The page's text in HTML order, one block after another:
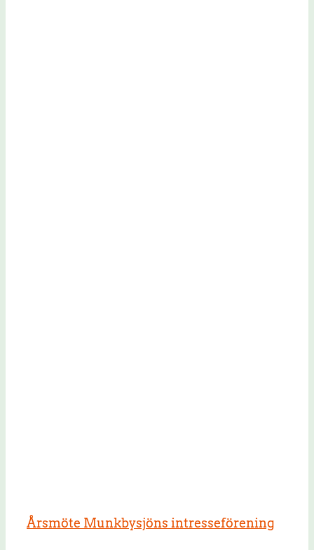
Årsmöte Munkbysjöns intresseförening